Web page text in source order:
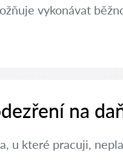
vykonávat
na
u které pracuji,